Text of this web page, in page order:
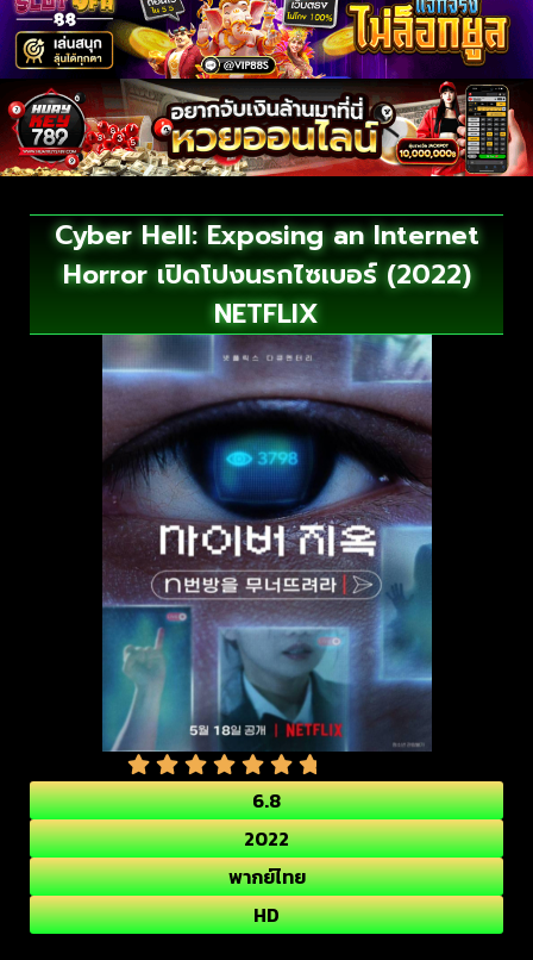
Cyber Hell: Exposing an Internet
Horror เปิดโปงนรกไซเบอร์ (2022)
NETFLIX
6.8
2022
พากย์ไทย
HD